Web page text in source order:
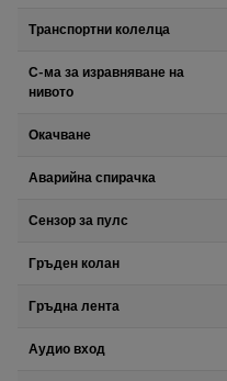
Транспортни колелца
С-ма за изравняване на
нивото
Окачване
Аварийна спирачка
Сензор за пулс
Гръден колан
Гръдна лента
Аудио вход